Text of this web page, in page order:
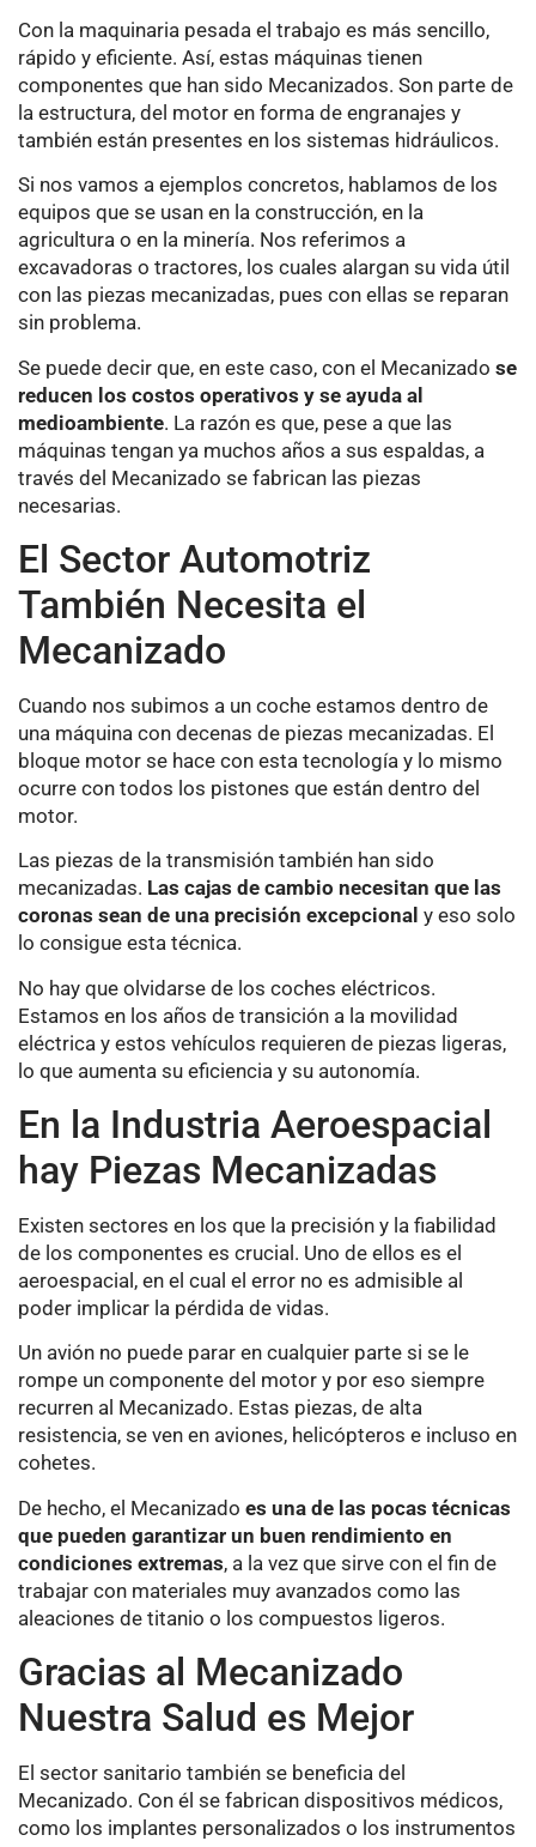
Con la maquinaria pesada el trabajo es más sencillo,
rápido y eficiente. Así, estas máquinas tienen
componentes que han sido Mecanizados. Son parte de
la estructura, del motor en forma de engranajes y
también están presentes en los sistemas hidráulicos.
Si nos vamos a ejemplos concretos, hablamos de los
equipos que se usan en la construcción, en la
agricultura o en la minería. Nos referimos a
excavadoras o tractores, los cuales alargan su vida útil
con las piezas mecanizadas, pues con ellas se reparan
sin problema.
Se puede decir que, en este caso, con el Mecanizado se
reducen los costos operativos y se ayuda al
medioambiente. La razón es que, pese a que las
máquinas tengan ya muchos años a sus espaldas, a
través del Mecanizado se fabrican las piezas
necesarias.
El Sector Automotriz
También Necesita el
Mecanizado
Cuando nos subimos a un coche estamos dentro de
una máquina con decenas de piezas mecanizadas. El
bloque motor se hace con esta tecnología y lo mismo
ocurre con todos los pistones que están dentro del
motor.
Las piezas de la transmisión también han sido
mecanizadas. Las cajas de cambio necesitan que las
coronas sean de una precisión excepcional y eso solo
lo consigue esta técnica.
No hay que olvidarse de los coches eléctricos.
Estamos en los años de transición a la movilidad
eléctrica y estos vehículos requieren de piezas ligeras,
lo que aumenta su eficiencia y su autonomía.
En la Industria Aeroespacial
hay Piezas Mecanizadas
Existen sectores en los que la precisión y la fiabilidad
de los componentes es crucial. Uno de ellos es el
aeroespacial, en el cual el error no es admisible al
poder implicar la pérdida de vidas.
Un avión no puede parar en cualquier parte si se le
rompe un componente del motor y por eso siempre
recurren al Mecanizado. Estas piezas, de alta
resistencia, se ven en aviones, helicópteros e incluso en
cohetes.
De hecho, el Mecanizado es una de las pocas técnicas
que pueden garantizar un buen rendimiento en
condiciones extremas, a la vez que sirve con el fin de
trabajar con materiales muy avanzados como las
aleaciones de titanio o los compuestos ligeros.
Gracias al Mecanizado
Nuestra Salud es Mejor
El sector sanitario también se beneficia del
Mecanizado. Con él se fabrican dispositivos médicos,
como los implantes personalizados o los instrumentos